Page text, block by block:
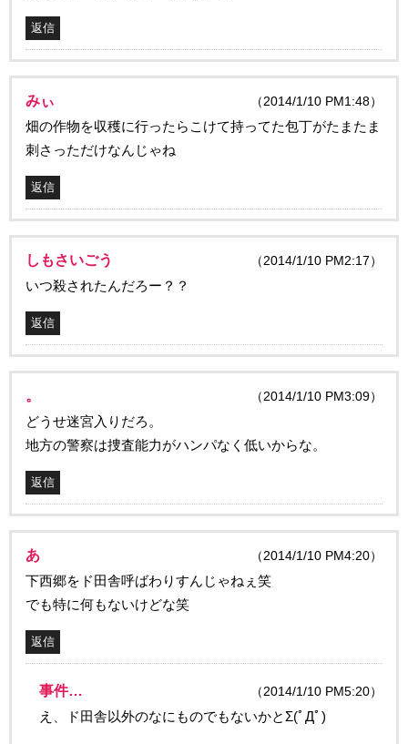
返信
みぃ （2014/1/10 PM1:48）
畑の作物を収穫に行ったらこけて持ってた包丁がたまたま
刺さっただけなんじゃね
返信
しもさいごう （2014/1/10 PM2:17）
いつ殺されたんだろー？？
返信
。 （2014/1/10 PM3:09）
どうせ迷宮入りだろ。
地方の警察は捜査能力がハンパなく低いからな。
返信
あ （2014/1/10 PM4:20）
下西郷をド田舎呼ばわりすんじゃねぇ笑
でも特に何もないけどな笑
返信
事件… （2014/1/10 PM5:20）
え、ド田舎以外のなにものでもないかとΣ(ﾟДﾟ)